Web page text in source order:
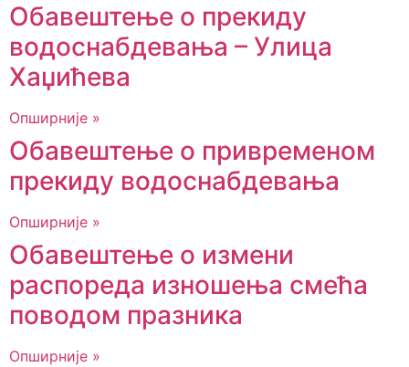
Обавештење о прекиду
водоснабдевања – Улица
Хаџићева
Опширније »
Обавештење о привременом
прекиду водоснабдевања
Опширније »
Обавештење о измени
распореда изношења смећа
поводом празника
Опширније »